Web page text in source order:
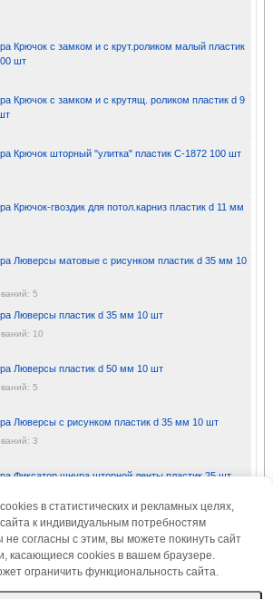
Крючок с замком и с крут.роликом малый пластик
шт
Крючок с замком и с крутящ. роликом пластик d 9
Крючок шторный "улитка" пластик С-1872 100 шт
Крючок-гвоздик для потол.карниз пластик d 11 мм
Люверсы матовые с рисунком пластик d 35 мм 10
5
Люверсы пластик d 35 мм 10 шт
10
Люверсы пластик d 50 мм 10 шт
5
Люверсы с рисунком пластик d 35 мм 10 шт
3
Фиксатор шнура шторной ленты пластик 25 шт
"BLITZ" Крючок шторный на кольцо пластик LF-
СК/Распродажа
2
в статистических и рекламных целях,
к индивидуальным потребностям
не согласны с этим, вы можете покинуть сайт
касающиеся cookies в вашем браузере.
ограничить функциональность сайта.